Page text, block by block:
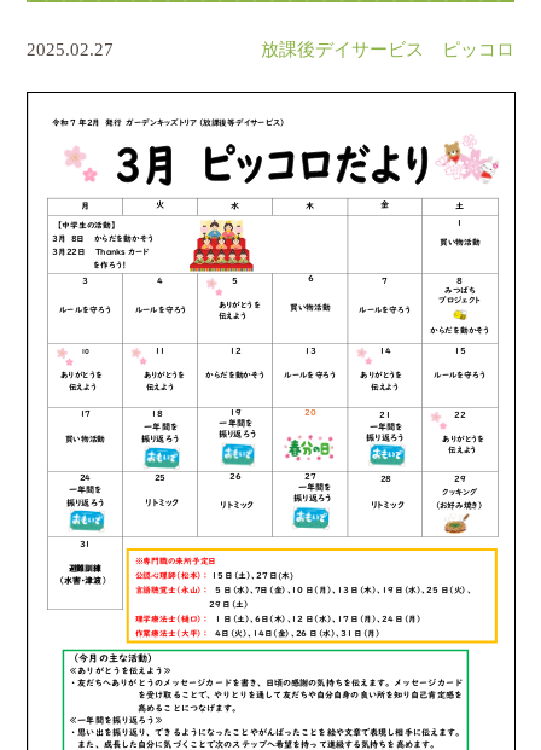
放課後デイサービス ピッコロ
2025.02.27